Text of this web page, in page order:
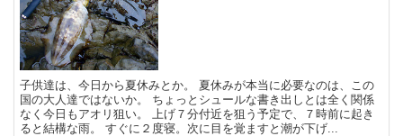
子供達は、今日から夏休みとか。 夏休みが本当に必要なのは、この
国の大人達ではないか。 ちょっとシュールな書き出しとは全く関係
なく今日もアオリ狙い。 上げ７分付近を狙う予定で、７時前に起き
ると結構な雨。 すぐに２度寝。次に目を覚ますと潮が下げ...